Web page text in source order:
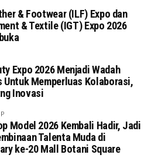
& Footwear (ILF) Expo dan
& Textile (IGT) Expo 2026
Expo 2026 Menjadi Wadah
Untuk Memperluas Kolaborasi,
Inovasi
Model 2026 Kembali Hadir, Jadi
Talenta Muda di
ke-20 Mall Botani Square